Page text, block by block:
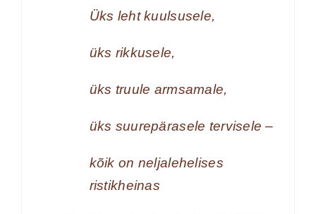
Üks leht kuulsusele,
üks rikkusele,
üks truule armsamale,
üks suurepärasele tervisele –
kõik on neljalehelises
ristikheinas